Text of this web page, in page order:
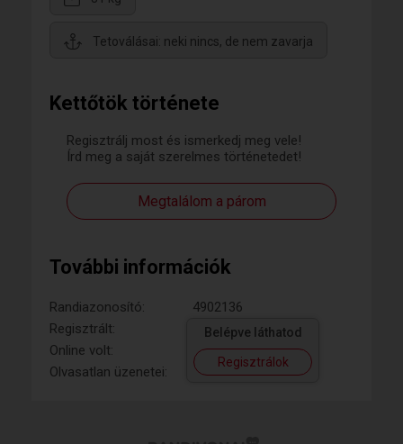
Kettőtök története
Regisztrálj most és ismerkedj meg vele!
Írd meg a saját szerelmes történetedet!
Megtalálom a párom
További információk
Randiazonosító:
4902136
Regisztrált:
Online volt:
Olvasatlan üzenetei:
Belépve láthatod
Regisztrálok
Tetoválásai: neki nincs, de nem zavarja